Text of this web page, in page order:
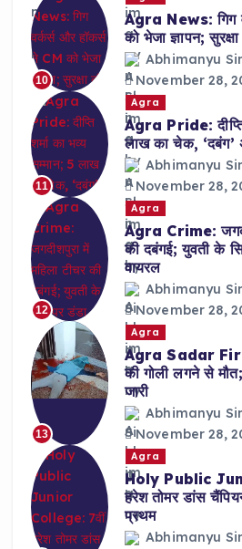
10
Agra News: गिग
को भेजा ज्ञापन;
Abhimanyu
November 28,
11
Agra
Agra Pride: दीप्ति
लाख का चेक, ‘दबंग’
Abhimanyu
November 28,
12
Agra
Agra Crime:
की दबंगई; युवती के
वायरल
Abhimanyu
November 28,
13
Agra
Agra Sadar
की गोली लगने से
जारी
Abhimanyu
November 28,
Agra
Holy Public
हरेश तोमर डांस
प्रथम
Abhimanyu